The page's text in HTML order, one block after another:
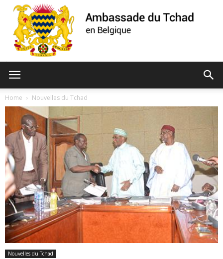
du
Tchad
Home Nouvelles du Tchad
Nouvelles du Tchad